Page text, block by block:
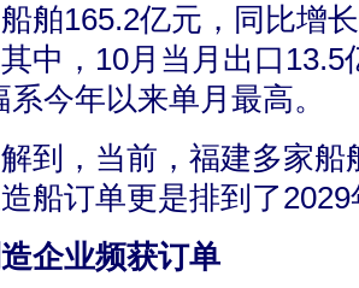
舶165.2亿元，同比增
中，10月当月出口
今年以来单月最高。
，当前，福建多家船
船订单更是排到了2029
业频获订单